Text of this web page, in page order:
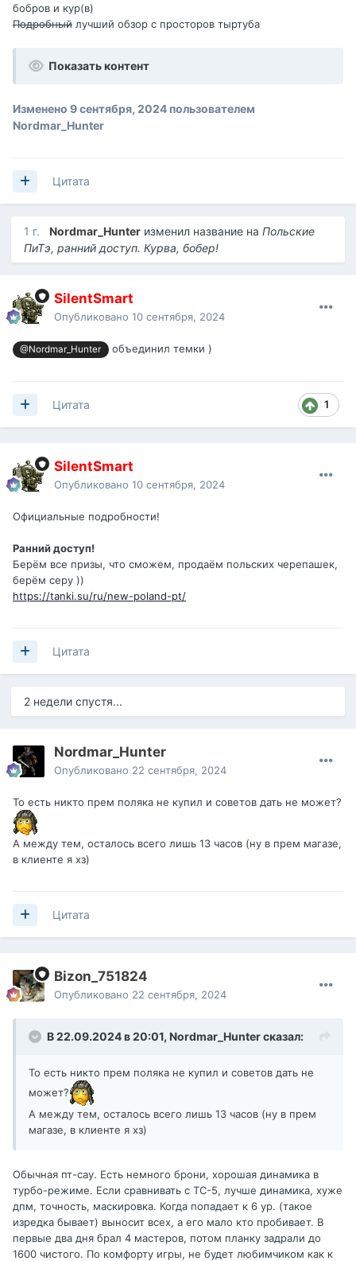
бобров и кур(в)
Подробный лучший обзор с просторов тыртуба
Показать контент
Изменено 9 сентября, 2024 пользователем
Nordmar_Hunter
Цитата
1 г. Nordmar_Hunter изменил название на Польские
ПиТэ, ранний доступ. Курва, бобер!
SilentSmart
Опубликовано 10 сентября, 2024
@Nordmar_Hunter объединил темки )
1
Цитата
SilentSmart
Опубликовано 10 сентября, 2024
Официальные подробности!
Ранний доступ!
Берём все призы, что сможем, продаём польских черепашек,
берём серу ))
https://tanki.su/ru/new-poland-pt/
Цитата
2 недели спустя...
Nordmar_Hunter
Опубликовано 22 сентября, 2024
То есть никто прем поляка не купил и советов дать не может?
А между тем, осталось всего лишь 13 часов (ну в прем магазе,
в клиенте я хз)
Цитата
Bizon_751824
Опубликовано 22 сентября, 2024
В 22.09.2024 в 20:01, Nordmar_Hunterсказал:
То есть никто прем поляка не купил и советов дать не
может?
А между тем, осталось всего лишь 13 часов (ну в прем
магазе, в клиенте я хз)
Обычная пт-сау. Есть немного брони, хорошая динамика в
турбо-режиме. Если сравнивать с ТС-5, лучше динамика, хуже
дпм, точность, маскировка. Когда попадает к 6 ур. (такое
изредка бывает) выносит всех, а его мало кто пробивает. В
первые два дня брал 4 мастеров, потом планку задрали до
1600 чистого. По комфорту игры, не будет любимчиком как к